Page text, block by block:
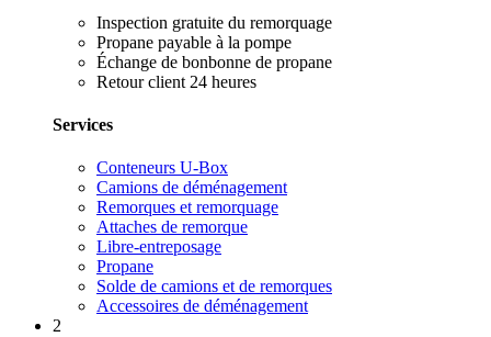
Inspection gratuite du remorquage
Propane payable à la pompe
Échange de bonbonne de propane
Retour client 24 heures
Services
Conteneurs U-Box
Camions de déménagement
Remorques et remorquage
Attaches de remorque
Libre-entreposage
Propane
Solde de camions et de remorques
Accessoires de déménagement
2